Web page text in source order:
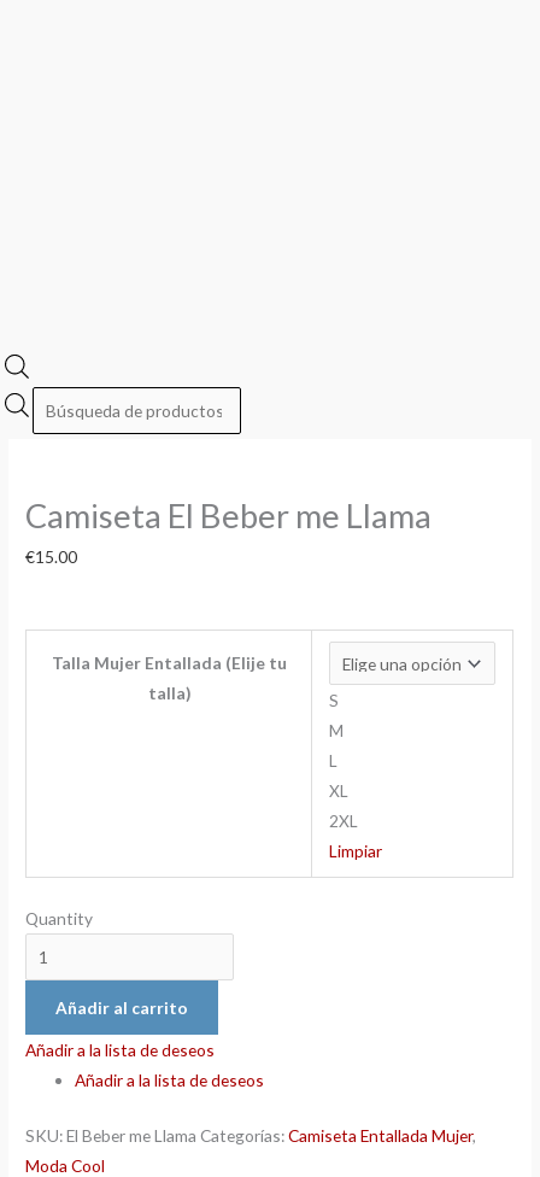
Camiseta El Beber me Llama
€15.00
Talla Mujer Entallada (Elije tu
talla)
S
M
L
XL
2XL
Limpiar
Quantity
Añadir al carrito
Añadir a la lista de deseos
Añadir a la lista de deseos
SKU:El Beber me Llama Categorías:Camiseta Entallada Mujer,
Moda Cool